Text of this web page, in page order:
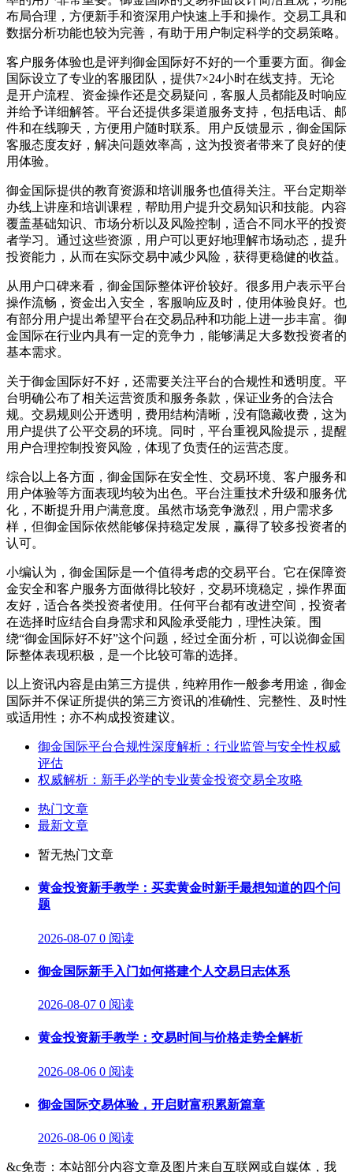
布局合理，方便新手和资深用户快速上手和操作。交易工具和
数据分析功能也较为完善，有助于用户制定科学的交易策略。
客户服务体验也是评判御金国际好不好的一个重要方面。御金
国际设立了专业的客服团队，提供7×24小时在线支持。无论
是开户流程、资金操作还是交易疑问，客服人员都能及时响应
并给予详细解答。平台还提供多渠道服务支持，包括电话、邮
件和在线聊天，方便用户随时联系。用户反馈显示，御金国际
客服态度友好，解决问题效率高，这为投资者带来了良好的使
用体验。
御金国际提供的教育资源和培训服务也值得关注。平台定期举
办线上讲座和培训课程，帮助用户提升交易知识和技能。内容
覆盖基础知识、市场分析以及风险控制，适合不同水平的投资
者学习。通过这些资源，用户可以更好地理解市场动态，提升
投资能力，从而在实际交易中减少风险，获得更稳健的收益。
从用户口碑来看，御金国际整体评价较好。很多用户表示平台
操作流畅，资金出入安全，客服响应及时，使用体验良好。也
有部分用户提出希望平台在交易品种和功能上进一步丰富。御
金国际在行业内具有一定的竞争力，能够满足大多数投资者的
基本需求。
关于御金国际好不好，还需要关注平台的合规性和透明度。平
台明确公布了相关运营资质和服务条款，保证业务的合法合
规。交易规则公开透明，费用结构清晰，没有隐藏收费，这为
用户提供了公平交易的环境。同时，平台重视风险提示，提醒
用户合理控制投资风险，体现了负责任的运营态度。
综合以上各方面，御金国际在安全性、交易环境、客户服务和
用户体验等方面表现均较为出色。平台注重技术升级和服务优
化，不断提升用户满意度。虽然市场竞争激烈，用户需求多
样，但御金国际依然能够保持稳定发展，赢得了较多投资者的
认可。
小编认为，御金国际是一个值得考虑的交易平台。它在保障资
金安全和客户服务方面做得比较好，交易环境稳定，操作界面
友好，适合各类投资者使用。任何平台都有改进空间，投资者
在选择时应结合自身需求和风险承受能力，理性决策。围
绕“御金国际好不好”这个问题，经过全面分析，可以说御金国
际整体表现积极，是一个比较可靠的选择。
以上资讯内容是由第三方提供，纯粹用作一般参考用途，御金
国际并不保证所提供的第三方资讯的准确性、完整性、及时性
或适用性；亦不构成投资建议。
御金国际平台合规性深度解析：行业监管与安全性权威
评估
权威解析：新手必学的专业黄金投资交易全攻略
热门文章
最新文章
暂无热门文章
黄金投资新手教学：买卖黄金时新手最想知道的四个问
题
2026-08-07 0 阅读
御金国际新手入门如何搭建个人交易日志体系
2026-08-07 0 阅读
黄金投资新手教学：交易时间与价格走势全解析
2026-08-06 0 阅读
御金国际交易体验，开启财富积累新篇章
2026-08-06 0 阅读
&c免责：本站部分内容文章及图片来自互联网或自媒体，我